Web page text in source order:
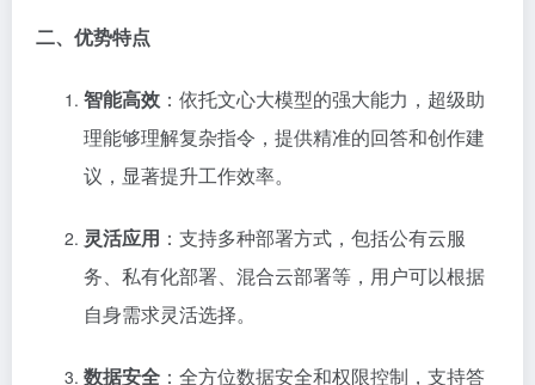
二、优势特点
智能高效 ：依托文心大模型的强大能力，超级助
理能够理解复杂指令，提供精准的回答和创作建
议，显著提升工作效率。
灵活应用 ：支持多种部署方式，包括公有云服
务、私有化部署、混合云部署等，用户可以根据
自身需求灵活选择。
数据安全 ：全方位数据安全和权限控制，支持答